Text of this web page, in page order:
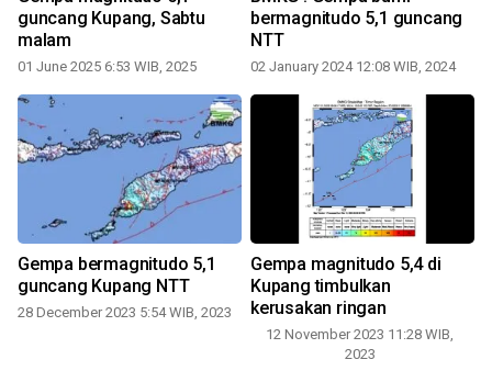
guncang Kupang, Sabtu
malam
01 June 2025 6:53 WIB, 2025
bermagnitudo 5,1 guncang
NTT
02 January 2024 12:08 WIB, 2024
Gempa bermagnitudo 5,1
guncang Kupang NTT
28 December 2023 5:54 WIB, 2023
Gempa magnitudo 5,4 di
Kupang timbulkan
kerusakan ringan
12 November 2023 11:28 WIB,
2023